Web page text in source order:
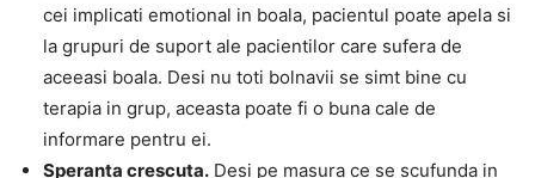
cei implicati emotional in boala, pacientul poate apela si
la grupuri de suport ale pacientilor care sufera de
aceeasi boala. Desi nu toti bolnavii se simt bine cu
terapia in grup, aceasta poate fi o buna cale de
informare pentru ei.
Speranta crescuta. Desi pe masura ce se scufunda in